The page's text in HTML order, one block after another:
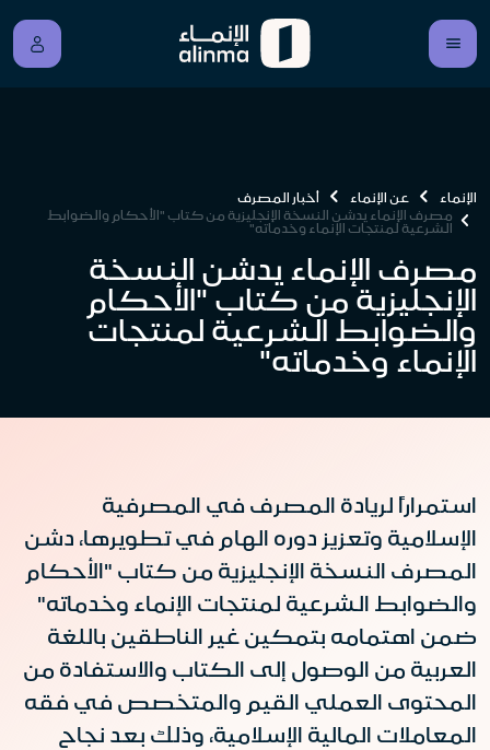
الإنماء عن الإنماء
أخبار المصرف
مصرف الإنماء يدشن النسخة الإنجليزية من كتاب "الأحكام والضوابط
الشرعية لمنتجات الإنماء وخدماته"
مصرف الإنماء يدشن النسخة
الإنجليزية من كتاب "الأحكام
والضوابط الشرعية لمنتجات
الإنماء وخدماته"
استمراراً لريادة المصرف في المصرفية
الإسلامية وتعزيز دوره الهام في تطويرها، دشن
المصرف النسخة الإنجليزية من كتاب "الأحكام
والضوابط الشرعية لمنتجات الإنماء وخدماته"
ضمن اهتمامه بتمكين غير الناطقين باللغة
العربية من الوصول إلى الكتاب والاستفادة من
المحتوى العملي القيم والمتخصص في فقه
المعاملات المالية الإسلامية، وذلك بعد نجاح